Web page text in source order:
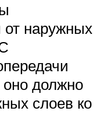
наружных
должно
слоев ко